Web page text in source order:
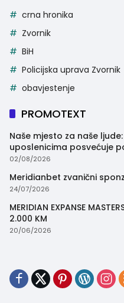
crna hronika
Zvornik
BiH
Policijska uprava Zvornik
obavjestenje
PROMOTEXT
Naše mjesto za naše
uposlenicima posvećuje
trenutak
02/08/2026
Meridianbet zvanični
24/07/2026
MERIDIAN EXPANSE
2.000 KM
20/06/2026